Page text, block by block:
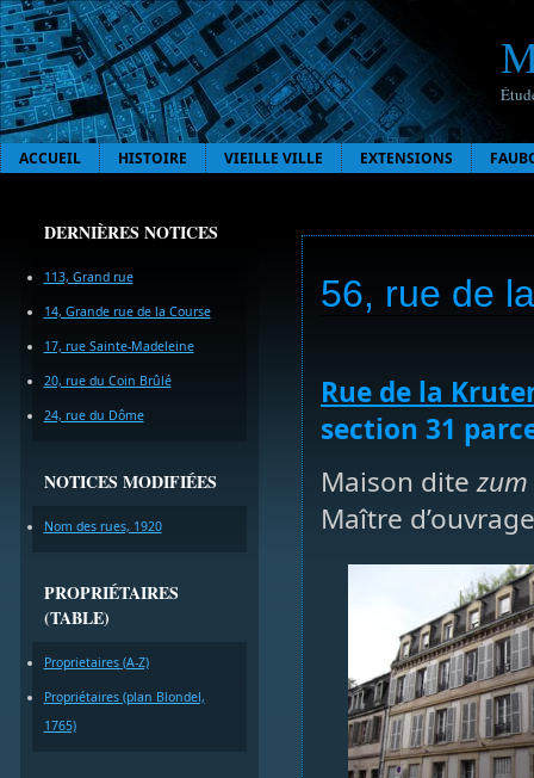
ACCUEIL HISTOIRE VIEILLE VILLE EXTENSIONS
DERNIÈRES NOTICES
113, Grand rue
14, Grande rue de la Course
17, rue Sainte-Madeleine
20, rue du Coin Brûlé
24, rue du Dôme
NOTICES MODIFIÉES
Nom des rues, 1920
PROPRIÉTAIRES
(TABLE)
Proprietaires (A-Z)
Propriétaires (plan Blondel,
1765)
56, rue de
Rue de la
section 31
Maison ditezum
Maître